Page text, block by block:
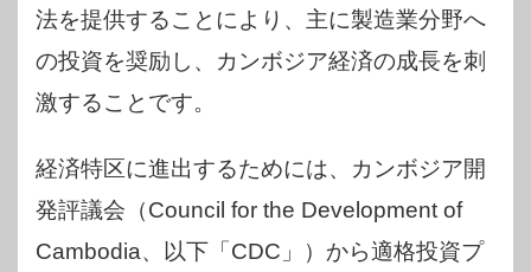
法を提供することにより、主に製造業分野へ
の投資を奨励し、カンボジア経済の成長を刺
激することです。
経済特区に進出するためには、カンボジア開
発評議会（Council for the Development of
Cambodia、以下「CDC」）から適格投資プ